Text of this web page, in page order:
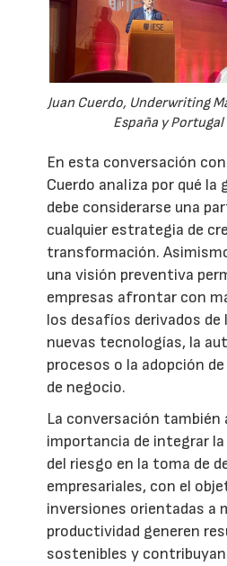
Juan Cuerdo, Underwriting
España y Portugal
En esta conversación
Cuerdo analiza por qué la
debe considerarse una
cualquier estrategia de
transformación.
una visión preventiva
empresas afrontar con
los desafíos derivados de
nuevas tecnologías, la
procesos o la adopción
de negocio.
La conversación también
importancia de integrar
del riesgo en la toma de
empresariales, con el
inversiones orientadas a
productividad generen
sostenibles y